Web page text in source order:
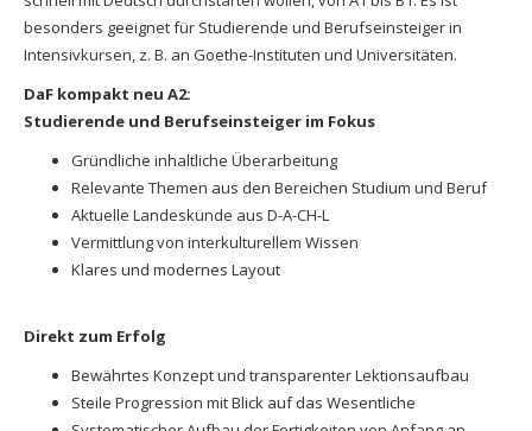
besonders geeignet für Studierende und Berufseinsteiger in
Intensivkursen, z. B. an Goethe-Instituten und Universitäten.
DaF kompakt neu A2:
Studierende und Berufseinsteiger im Fokus
Gründliche inhaltliche Überarbeitung
Relevante Themen aus den Bereichen Studium und Beruf
Aktuelle Landeskunde aus D-A-CH-L
Vermittlung von interkulturellem Wissen
Klares und modernes Layout
Direkt zum Erfolg
Bewährtes Konzept und transparenter Lektionsaufbau
Steile Progression mit Blick auf das Wesentliche